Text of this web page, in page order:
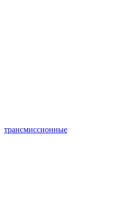
трансмиссионные